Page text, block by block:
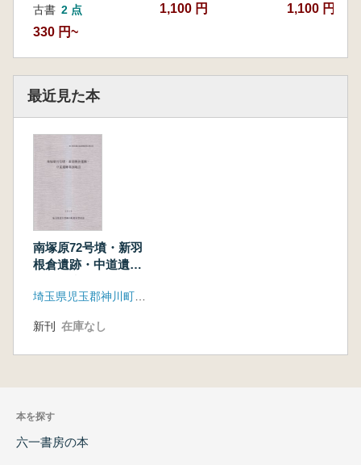
古書 2 点
330 円~
1,100 円 1,100 円
最近見た本
南塚原72号墳・新羽
根倉遺跡・中道遺跡
新刊 在庫なし
本を探す
六一書房の本